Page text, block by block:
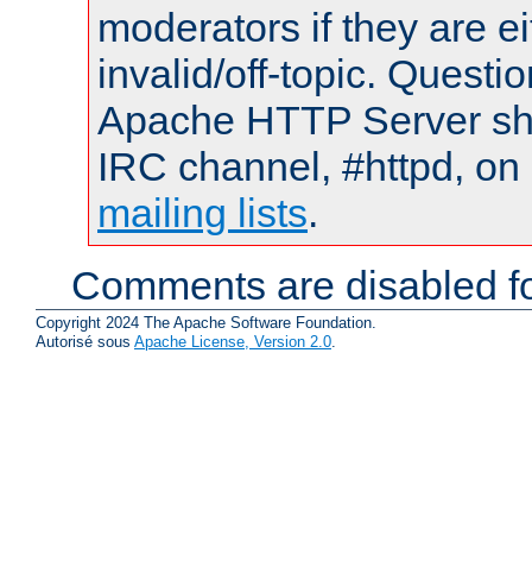
moderators if they are
invalid/off-topic.
Apache HTTP Server
IRC channel, #httpd,
mailing lists.
Comments are disabled
Copyright 2024 The Apache Software Foundation.
Autorisé sous Apache License, Version 2.0